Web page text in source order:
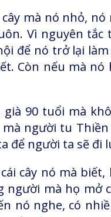
cây mà nó nhỏ,
Vì nguyên
để nó trở lại
Còn nếu mà
90 tuổi mà
người tu
để người ta sẽ
cây nó mà
người mà họ mở
nó nghe, có